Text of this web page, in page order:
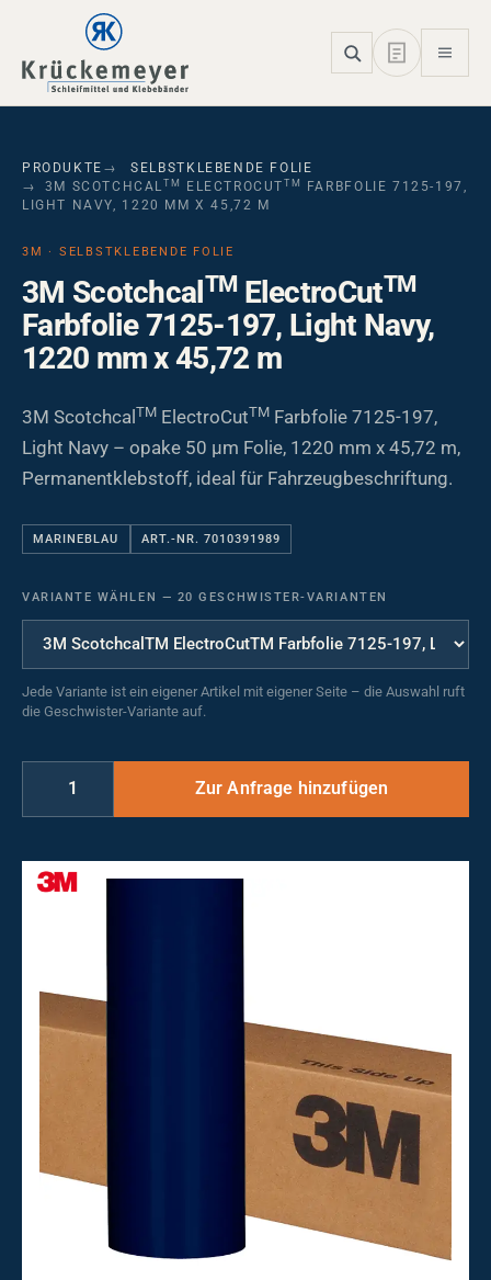
Skip to main navigation
Skip to main content
Skip to page footer
PRODUKTE
SELBSTKLEBENDE FOLIE
3M SCOTCHCAL TM ELECTROCUT TM
FARBFOLIE 7125-197,
LIGHT NAVY, 1220 MM X 45,72 M
3M · SELBSTKLEBENDE FOLIE
3M ScotchcalTMElectroCutTM
Farbfolie 7125-197, Light Navy,
1220 mm x 45,72 m
3M Scotchcal TM ElectroCutTM Farbfolie 7125-197,
Light Navy – opake 50 µm Folie, 1220 mm x 45,72 m,
Permanentklebstoff, ideal für Fahrzeugbeschriftung.
MARINEBLAU ART.-NR. 7010391989
VARIANTE WÄHLEN — 20 GESCHWISTER-VARIANTEN
Jede Variante ist ein eigener Artikel mit eigener Seite – die Auswahl ruft
die Geschwister-Variante auf.